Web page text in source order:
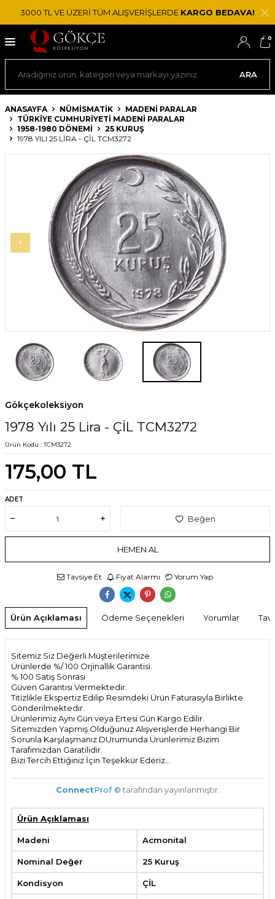
3000 TL VE ÜZERİ TÜM ALIŞVERİŞLERDE KARGO BEDAVA!
ARA
0
ANASAYFA NÜMİSMATİK
MADENI PARALAR
TÜRKIYE CUMHURIYETI MADENI PARALAR
1958-1980 DÖNEMI
25 KURUŞ
1978 YILI 25 LIRA - ÇİL TCM3272
Gökçekoleksiyon
1978 Yılı 25 Lira - ÇİL TCM3272
Ürün Kodu :TCM3272
175,00 TL
ADET
Beğen
HEMEN AL
Tavsiye Et Fiyat Alarmı Yorum Yap
Ürün Açıklaması Ödeme Seçenekleri Yorumlar
Sitemiz Siz Değerli Müşterilerimize
Ürünlerde %/ 100 Orjinallık Garantisi.
% 100 Satiş Sonrası
Güven Garantısı Vermektedir.
Titizlikle Ekspertiz Edilip Resimdeki Ürün Faturasıyla Birlikte
Gönderilmektedir.
Ürünlerimiz Aynı Gün veya Ertesi Gün Kargo Edilir.
Sitemizden Yapmış Olduğunuz Alışverişlerde Herhangi Bir
Sorunla Karşılaşmanız DUrumunda Ürünlerimiz Bizim
Tarafımızdan Garatilidir.
Bizi Tercih Ettiğiniz İçin Teşekkür Ederiz...
ConnectProf © tarafından yayınlanmıştır.
Ürün Açıklaması
Madeni Acmonital
Nominal Değer 25 Kuruş
Kondisyon ÇİL